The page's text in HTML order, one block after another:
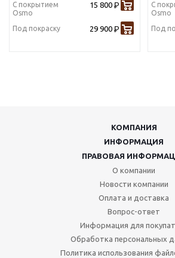
С покрытием
Osmo
15 800 Р
Под покраску 29 900 Р
С
Osmo
Под
КОМПАНИЯ
ИНФОРМАЦИЯ
ПРАВОВАЯ
О компании
Новости компании
Оплата и доставка
Вопрос-ответ
Информация для
Обработка персональных
Политика использования